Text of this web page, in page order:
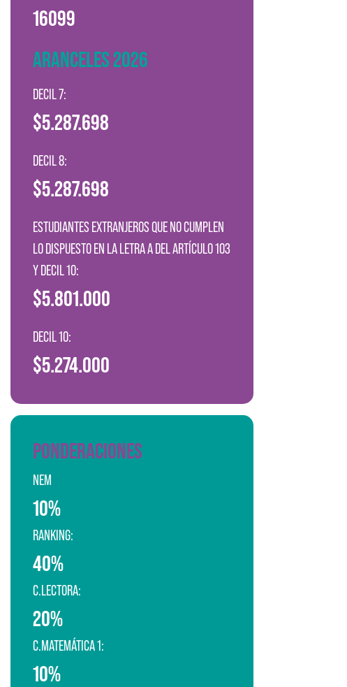
16099
ARANCELES 2026
DECIL 7:
$5.287.698
DECIL 8:
$5.287.698
ESTUDIANTES EXTRANJEROS QUE NO CUMPLEN
LO DISPUESTO EN LA LETRA A DEL ARTÍCULO 103
Y DECIL 10:
$5.801.000
DECIL 10:
$5.274.000
PONDERACIONES
NEM
10%
RANKING:
40%
C.LECTORA:
20%
C.MATEMÁTICA 1:
10%